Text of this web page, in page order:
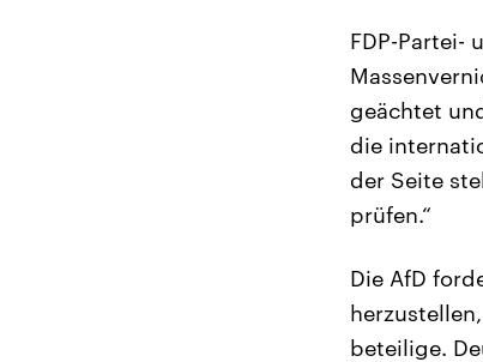
FDP-Partei-
geächtet
die
der Seite
prüfen.“
Die AfD
beteilige.